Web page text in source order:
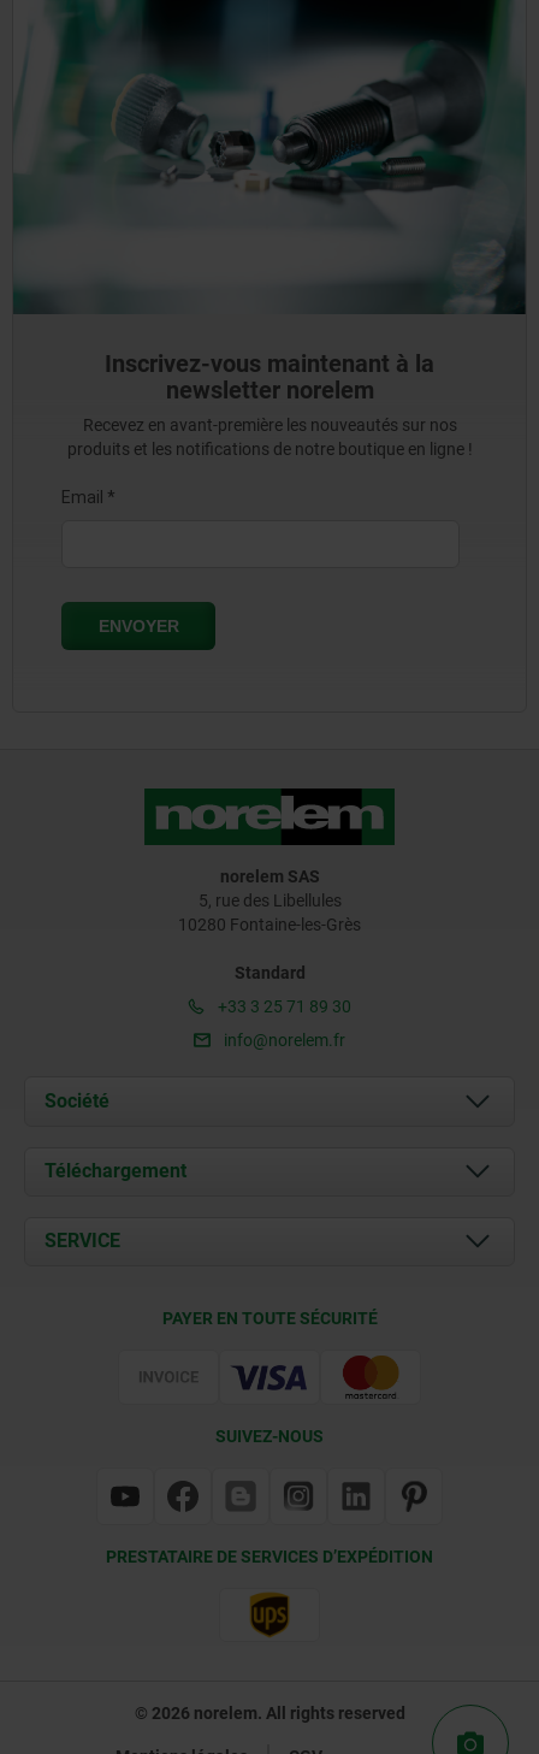
Inscrivez-vous maintenant à la
newsletter norelem
Recevez en avant-première les nouveautés sur nos
produits et les notifications de notre boutique en ligne !
norelem SAS
5, rue des Libellules
10280 Fontaine-les-Grès
Standard
+33 3 25 71 89 30
info@norelem.fr
Société
À propos de nous
Contact
Téléchargement
Documents
SERVICE
PAYER EN TOUTE SÉCURITÉ
SUIVEZ-NOUS
PRESTATAIRE DE SERVICES D’EXPÉDITION
© 2026 norelem. All rights reserved